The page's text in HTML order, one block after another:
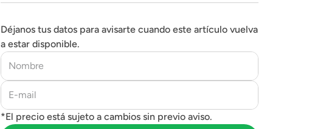
Déjanos tus datos para avisarte cuando este artículo vuelva
a estar disponible.